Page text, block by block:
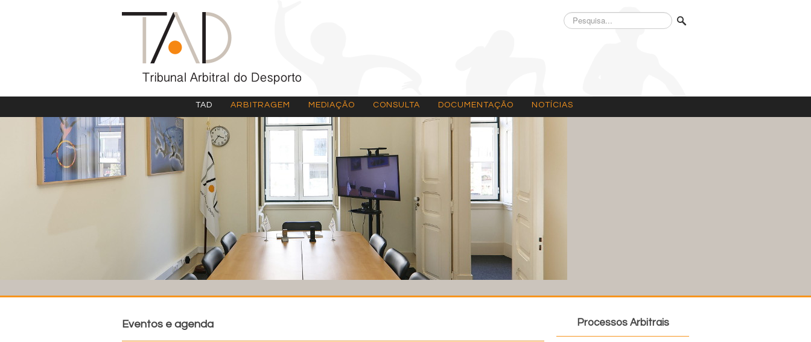
Pesquisa...
TAD ARBITRAGEM MEDIAÇÃO CONSULTA DOCUMENTAÇÃO NOTÍCIAS
Eventos e agenda Processos Arbitrais